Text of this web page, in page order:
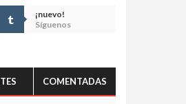
¡nuevo!
Síguenos
COMENTADAS